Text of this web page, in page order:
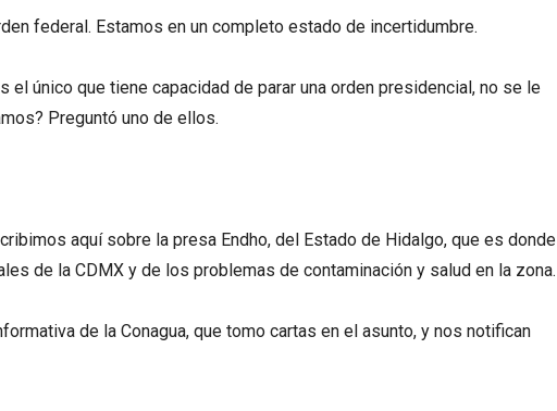
federal. Estamos en un completo estado de incertidumbre.
el único que tiene capacidad de parar una orden presidencial, no se le
Preguntó uno de ellos.
aquí sobre la presa Endho, del Estado de Hidalgo, que es donde
de la CDMX y de los problemas de contaminación y salud en la zona.
de la Conagua, que tomo cartas en el asunto, y nos notifican